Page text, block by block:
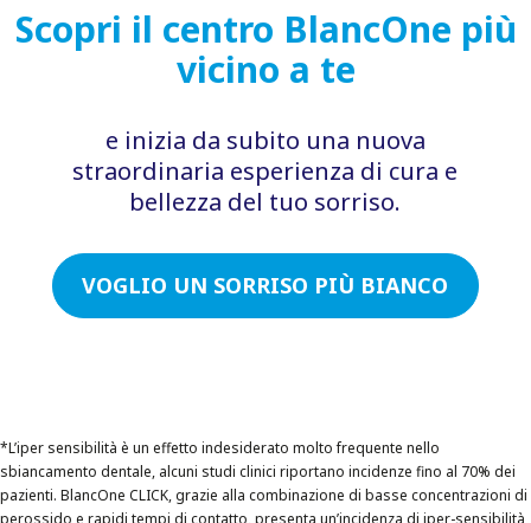
Scopri il centro BlancOne più
vicino a te
e inizia da subito una nuova
straordinaria esperienza di cura e
bellezza del tuo sorriso.
VOGLIO UN SORRISO PIÙ BIANCO
*L’iper sensibilità è un effetto indesiderato molto frequente nello
sbiancamento dentale, alcuni studi clinici riportano incidenze fino al 70% dei
pazienti. BlancOne CLICK, grazie alla combinazione di basse concentrazioni di
perossido e rapidi tempi di contatto, presenta un’incidenza di iper-sensibilità